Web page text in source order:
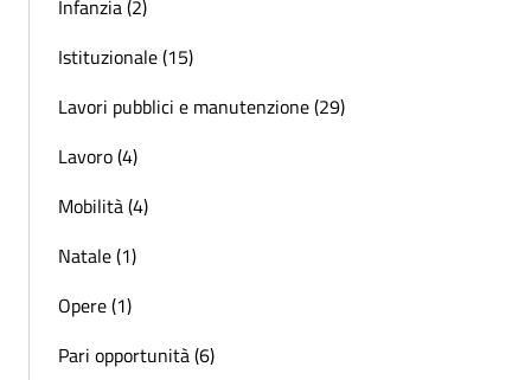
Infanzia (2)
Istituzionale (15)
Lavori pubblici e manutenzione (29)
Lavoro (4)
Mobilità (4)
Natale (1)
Opere (1)
Pari opportunità (6)